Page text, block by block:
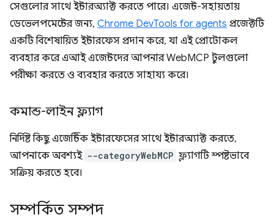
সেগুলোর সাথে ইন্টারঅ্যাক্ট করতে পারে। এজেন্ট-সহায়তায়
ডেভেলপমেন্টের জন্য, Chrome DevTools for agents প্রজেক্টটি
একটি বিশেষায়িত ইন্টারফেস প্রদান করে, যা এই প্রোটোকল
ব্যবহার করে এআই এজেন্টদের আপনার WebMCP টুলগুলো
পরীক্ষা করতে ও ব্যবহার করতে সাহায্য করে।
কমান্ড-লাইন ফ্ল্যাগ
নির্দিষ্ট কিছু এজেন্টিক ইন্টারফেসের সাথে ইন্টারঅ্যাক্ট করতে,
আপনাকে অবশ্যই --categoryWebMCP ফ্ল্যাগটি স্পষ্টভাবে
সক্রিয় করতে হবে।
সম্পর্কিত সম্পদ